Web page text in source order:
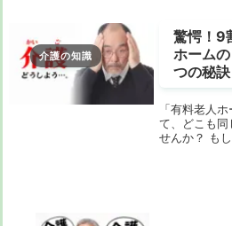
介護の知識
驚愕！9
ホーム
つの秘訣
「有料老人
て、どこも同
せんか？ も